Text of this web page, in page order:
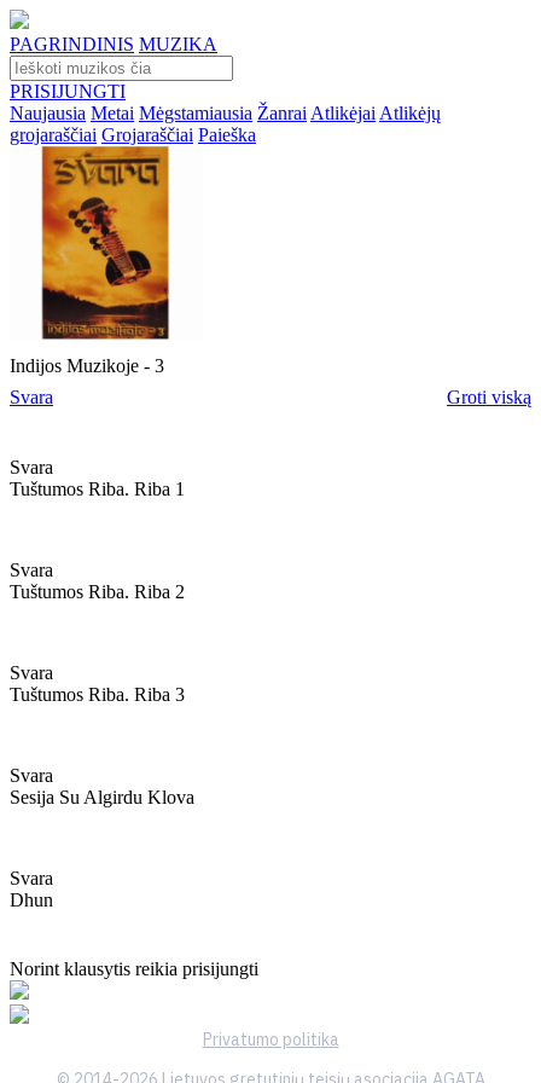
PAGRINDINIS MUZIKA
PRISIJUNGTI
Naujausia Metai Mėgstamiausia Žanrai Atlikėjai Atlikėjų
grojaraščiai Grojaraščiai Paieška
Indijos Muzikoje - 3
Svara
Groti viską
Svara
Tuštumos Riba. Riba 1
Svara
Tuštumos Riba. Riba 2
Svara
Tuštumos Riba. Riba 3
Svara
Sesija Su Algirdu Klova
Svara
Dhun
Norint klausytis reikia prisijungti
Privatumo politika